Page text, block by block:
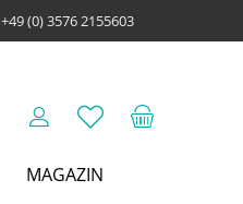
+49 (0) 3576 2155603
MAGAZIN